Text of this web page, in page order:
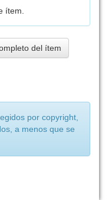
ítem.
del ítem
por copyright,
a menos que se